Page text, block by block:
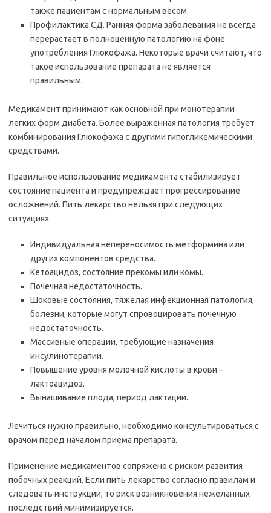
также пациентам с нормальным весом.
Профилактика СД. Ранняя форма заболевания не всегда
перерастает в полноценную патологию на фоне
употребления Глюкофажа. Некоторые врачи считают, что
такое использование препарата не является
правильным.
Медикамент принимают как основной при монотерапии
легких форм диабета. Более выраженная патология требует
комбинирования Глюкофажа с другими гипогликемическими
средствами.
Правильное использование медикамента стабилизирует
состояние пациента и предупреждает прогрессирование
осложнений. Пить лекарство нельзя при следующих
ситуациях:
Индивидуальная непереносимость метформина или
других компонентов средства.
Кетоацидоз, состояние прекомы или комы.
Почечная недостаточность.
Шоковые состояния, тяжелая инфекционная патология,
болезни, которые могут спровоцировать почечную
недостаточность.
Массивные операции, требующие назначения
инсулинотерапии.
Повышение уровня молочной кислоты в крови –
лактоацидоз.
Вынашивание плода, период лактации.
Лечиться нужно правильно, необходимо консультироваться с
врачом перед началом приема препарата.
Применение медикаментов сопряжено с риском развития
побочных реакций. Если пить лекарство согласно правилам и
следовать инструкции, то риск возникновения нежеланных
последствий минимизируется.